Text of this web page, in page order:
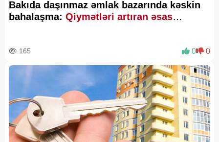
Bakıda daşınmaz əmlak bazarında kəskin
bahalaşma: Qiymətləri artıran əsas
165 0 0